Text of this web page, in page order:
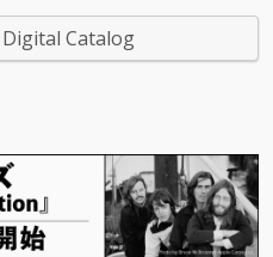
Catalog